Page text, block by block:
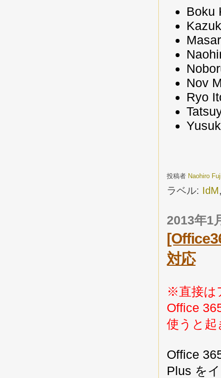
Boku
Nov
Ryo
投稿者 Naohiro
ラベル: IdM
2013年1
対応
※直接は
Office
使うと
Office
Plus を